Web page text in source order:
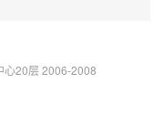
心20层 2006-2008